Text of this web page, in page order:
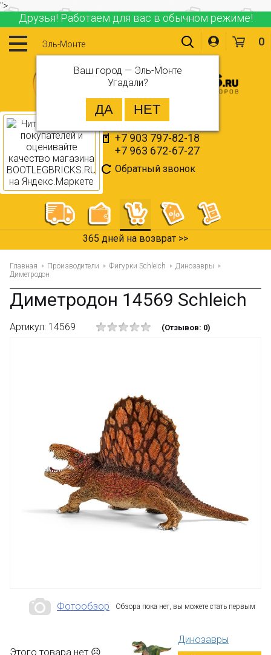
">
Друзья! Работаем для вас в обычном режиме!
Эль-Монте
Ваш город — Эль-Монте
Угадали?
+7 903 797-82-18
+7 963 672-67-27
Обратный звонок
0
365 дней на возврат >>
Главная Производители Фигурки Schleich
Динозавры
Диметродон
Диметродон 14569 Schleich
Артикул: 14569 (Отзывов: 0)
Фотообзор Обзора пока нет, вы можете стать первым
Этого товара нет ☹
Динозавры